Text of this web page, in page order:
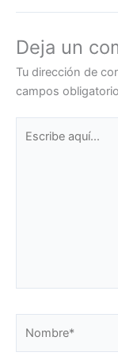
Deja un
Tu dirección de
campos